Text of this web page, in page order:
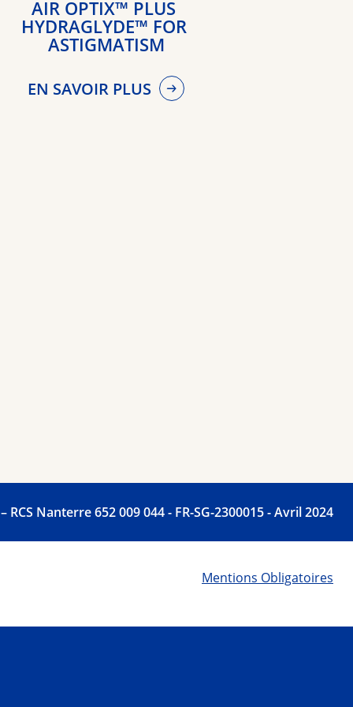
AIR OPTIX™ PLUS
HYDRAGLYDE™ FOR
ASTIGMATISM
EN SAVOIR PLUS
Nanterre 6­52 0­09 0­44 - FR-SG-2300015 - Avril 2024
Mentions Obligatoires